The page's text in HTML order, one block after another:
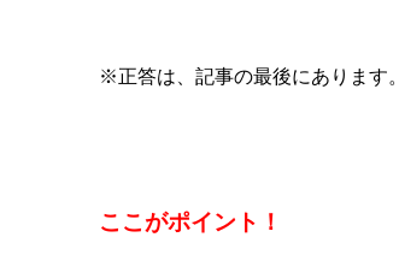
※正答は、記事の最後にあります。
ここがポイント！